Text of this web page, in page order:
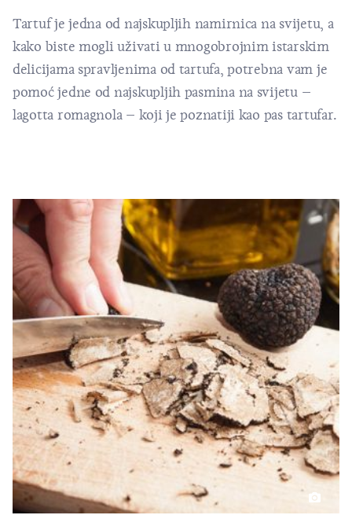
Tartuf je jedna od najskupljih namirnica na svijetu, a
kako biste mogli uživati u mnogobrojnim istarskim
delicijama spravljenima od tartufa, potrebna vam je
pomoć jedne od najskupljih pasmina na svijetu –
lagotta romagnola – koji je poznatiji kao pas tartufar.